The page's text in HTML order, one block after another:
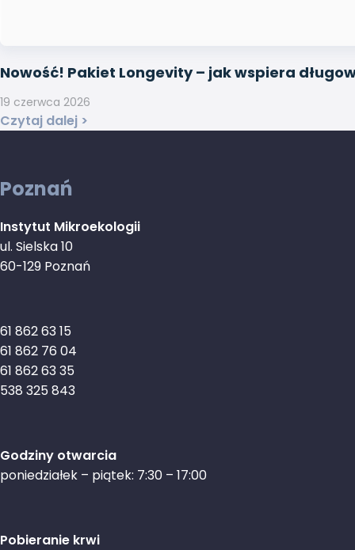
Nowość! Pakiet Longevity – jak wspiera
Czytaj dalej >
19 czerwca 2026
Poznań
Instytut Mikroekologii
ul. Sielska 10
60-129 Poznań
61 862 63 15
61 862 76 04
61 862 63 35
538 325 843
Godziny otwarcia
poniedziałek – piątek: 7:30 – 17:00
Pobieranie krwi